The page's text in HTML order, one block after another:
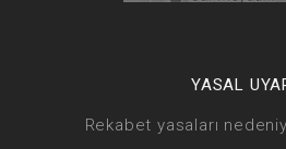
YASAL
Rekabet yasaları